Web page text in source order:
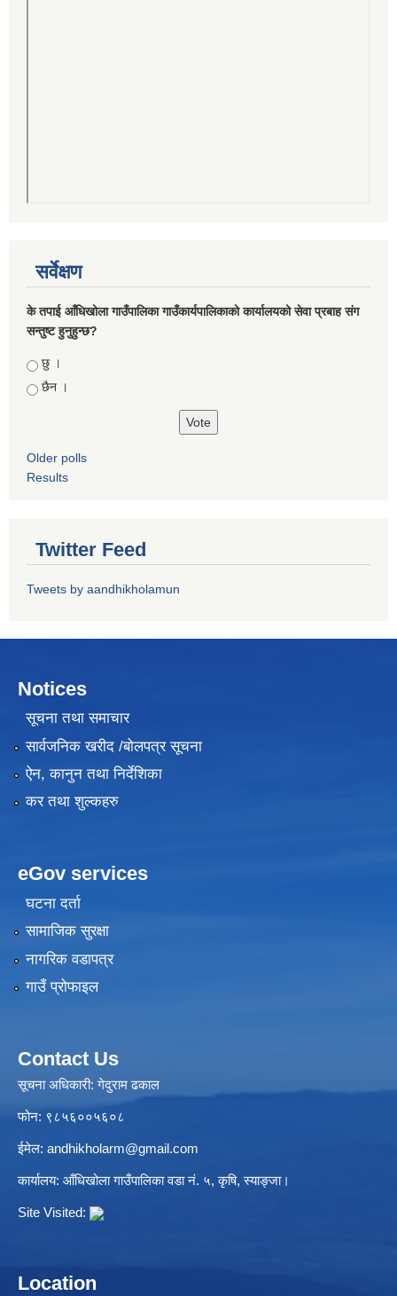
सर्वेक्षण
के तपाई आँधिखोला गाउँपालिका गाउँकार्यपालिकाको कार्यालयको सेवा प्रबाह संग
सन्तुष्ट हुनुहुन्छ?
Choices
छु ।
छैन ।
Older polls
Results
Twitter Feed
Tweets by aandhikholamun
Notices
सूचना तथा समाचार
सार्वजनिक खरीद /बोलपत्र सूचना
ऐन, कानुन तथा निर्देशिका
कर तथा शुल्कहरु
eGov services
घटना दर्ता
सामाजिक सुरक्षा
नागरिक वडापत्र
गाउँ प्रोफाइल
Contact Us
सूचना अधिकारी: गेदुराम ढकाल
फोन: ९८५६००५६०८
ईमेल: andhikholarm@gmail.com
कार्यालय: आँधिखोला गाउँपालिका वडा नं. ५, कृषि, स्याङ्जा।
Site Visited:
Location